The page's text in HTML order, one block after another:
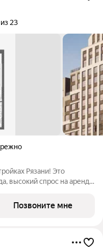
23
Рязани! Это
высокий спрос на аренду
Позвоните мне